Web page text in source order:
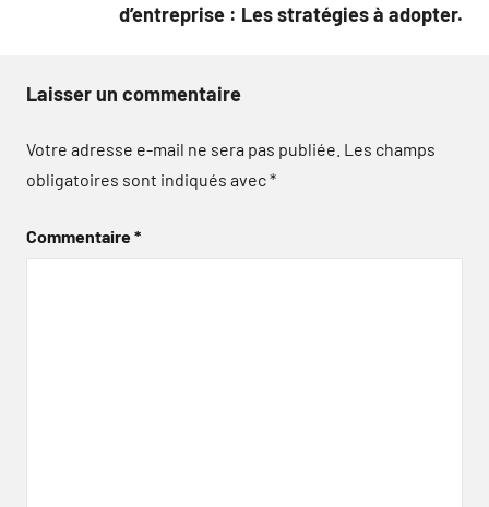
d’entreprise : Les stratégies à adopter.
Laisser un commentaire
Votre adresse e-mail ne sera pas publiée. Les champs
obligatoires sont indiqués avec*
Commentaire*